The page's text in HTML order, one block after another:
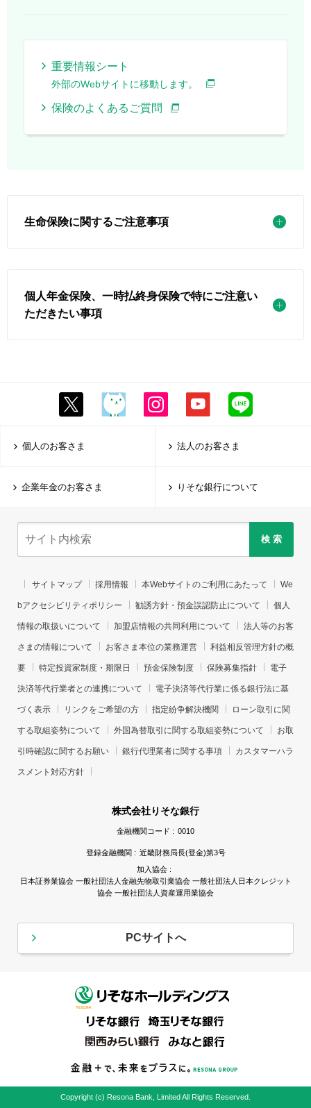
重要情報シート
外部のWebサイトに移動します。
保険のよくあるご質問
生命保険に関するご注意事項
個人年金保険、一時払終身保険で特にご注意い
ただきたい事項
個人のお客さま 法人のお客さま
企業年金のお客さま りそな銀行について
検 索
サイトマップ 採用情報 本Webサイトのご利用にあたって We
bアクセシビリティポリシー 勧誘方針・預金誤認防止について 個人
情報の取扱いについて 加盟店情報の共同利用について 法人等のお客
さまの情報について お客さま本位の業務運営 利益相反管理方針の概
要 特定投資家制度・期限日 預金保険制度 保険募集指針 電子
決済等代行業者との連携について 電子決済等代行業に係る銀行法に基
づく表示 リンクをご希望の方 指定紛争解決機関 ローン取引に関
する取組姿勢について 外国為替取引に関する取組姿勢について お取
引時確認に関するお願い 銀行代理業者に関する事項 カスタマーハラ
スメント対応方針
株式会社りそな銀行
金融機関コード : 0010
登録金融機関 : 近畿財務局長(登金)第3号
加入協会 :
日本証券業協会 一般社団法人金融先物取引業協会 一般社団法人日本クレジット
協会 一般社団法人資産運用業協会
PCサイトへ
Copyright (c) Resona Bank, Limited All Rights Reserved.